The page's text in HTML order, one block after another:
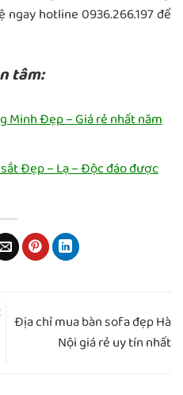
ngay hotline 0936.266.197 để
tâm:
Minh Đẹp – Giá rẻ nhất năm
Đẹp – Lạ – Độc đáo được
Địa chỉ mua bàn sofa đẹp Hà
Nội giá rẻ uy tín nhất